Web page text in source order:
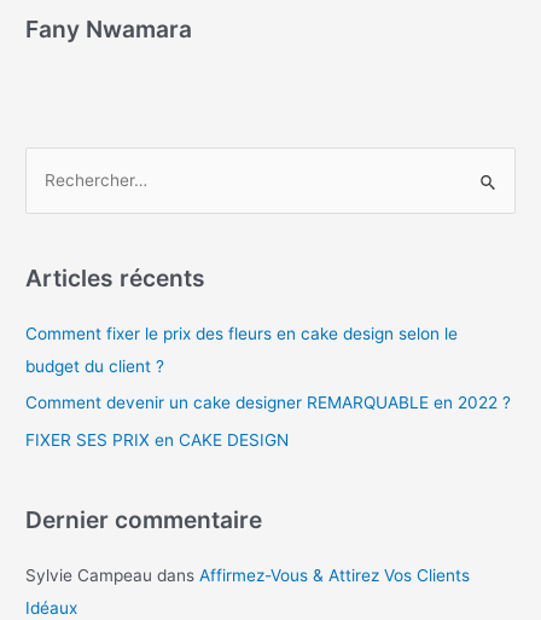
Fany Nwamara
Articles récents
Comment fixer le prix des fleurs en cake design selon le
budget du client ?
Comment devenir un cake designer REMARQUABLE en 2022 ?
FIXER SES PRIX en CAKE DESIGN
Dernier commentaire
Sylvie Campeau dansAffirmez-Vous & Attirez Vos Clients
Idéaux